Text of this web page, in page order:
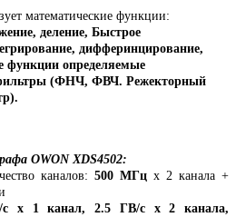
математические функции:
деление, Быстрое
дифферинцирование,
функции определяемые
(ФНЧ, ФВЧ. Режекторный
OWON XDS4502:
каналов: 500 МГц х 2 канала +
х 1 канал, 2.5 ГВ/с х 2 канала,